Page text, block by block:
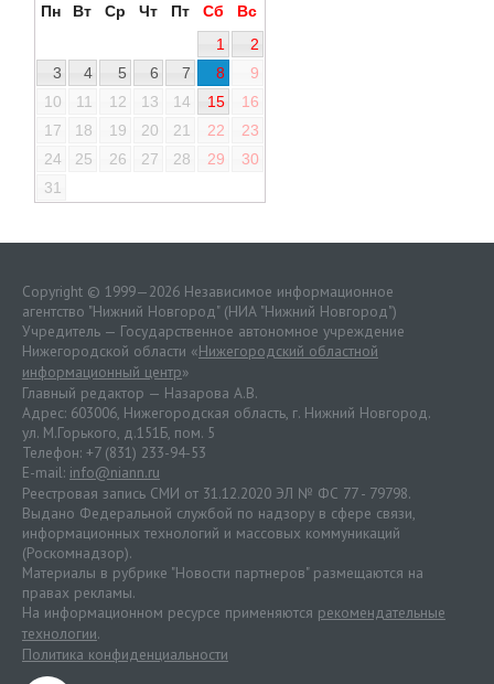
Пн Вт Ср Чт Пт Сб
Вс
1
2
3
4 5 6 7 8
9
10
11 12 13 14 15
16
17
18 19 20 21 22
23
24
25 26 27 28 29
30
31
Copyright © 1999—2026 Независимое информационное
агентство "Нижний Новгород" (НИА "Нижний Новгород")
Учредитель — Государственное автономное учреждение
Нижегородской области «Нижегородский областной
информационный центр»
Главный редактор — Назарова А.В.
Адрес: 603006, Нижегородская область, г. Нижний Новгород.
ул. М.Горького, д.151Б, пом. 5
Телефон: +7 (831) 233-94-53
E-mail: info@niann.ru
Реестровая запись СМИ от 31.12.2020 ЭЛ № ФС 77 - 79798.
Выдано Федеральной службой по надзору в сфере связи,
информационных технологий и массовых коммуникаций
(Роскомнадзор).
Материалы в рубрике "Новости партнеров" размещаются на
правах рекламы.
На информационном ресурсе применяются рекомендательные
технологии.
Политика конфиденциальности